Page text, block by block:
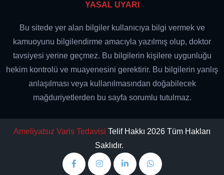
YASAL UYARI
Bu sitede yer alan bilgiler kullanıcıya bilgi vermek ve
kamuoyunu bilgilendirme amacıyla yazılmış olup, doktor
tavsiyesi yerine geçmez. Bu bilgilerin kişilere uygunluğu
hekim kontrolü ve muayenesini gerektirir. Bu bilgilerin yanlış
anlaşılması veya kullanılmasından doğabilecek
mağduriyetlerden bu sayfa sorumlu tutulmaz.
Ameliyatsız Varis Tedavisi Telif Hakkı 2026 Tüm Hakları
Saklıdır.